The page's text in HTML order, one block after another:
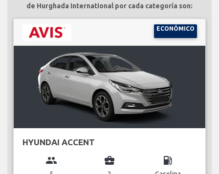
de Hurghada International por cada categoría son:
ECONÓMICO
HYUNDAI ACCENT
group business_center local_gas_station